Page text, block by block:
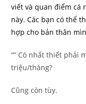
viết và quan điểm cá
này. Các bạn có thể
hợp cho bản thân
“” Có nhất thiết phải
triệu/tháng?
Cũng còn tùy.